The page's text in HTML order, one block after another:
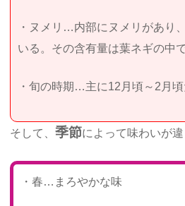
・ヌメリ…内部にヌメリがあり
いる。その含有量は葉ネギの中
・旬の時期…主に12月頃～2月
そして、季節によって味わいが
・春…まろやかな味